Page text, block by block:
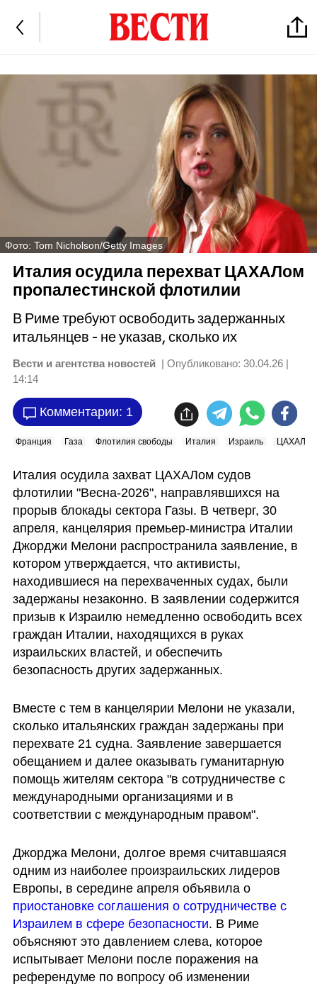
Фото: Tom Nicholson/Getty Images
Италия осудила перехват ЦАХАЛом
пропалестинской флотилии
В Риме требуют освободить задержанных
итальянцев - не указав, сколько их
Вести и агентства новостей | Опубликовано: 30.04.26 |
14:14
Комментарии: 1
Франция Газа Флотилия свободы Италия Израиль ЦАХАЛ
Италия осудила захват ЦАХАЛом судов
флотилии "Весна-2026", направлявшихся на
прорыв блокады сектора Газы. В четверг, 30
апреля, канцелярия премьер-министра Италии
Джорджи Мелони распространила заявление, в
котором утверждается, что активисты,
находившиеся на перехваченных судах, были
задержаны незаконно. В заявлении содержится
призыв к Израилю немедленно освободить всех
граждан Италии, находящихся в руках
израильских властей, и обеспечить
безопасность других задержанных.
Вместе с тем в канцелярии Мелони не указали,
сколько итальянских граждан задержаны при
перехвате 21 судна. Заявление завершается
обещанием и далее оказывать гуманитарную
помощь жителям сектора "в сотрудничестве с
международными организациями и в
соответствии с международным правом".
Джорджа Мелони, долгое время считавшаяся
одним из наиболее произраильских лидеров
Европы, в середине апреля объявила о
приостановке соглашения о сотрудничестве с
Израилем в сфере безопасности. В Риме
объясняют это давлением слева, которое
испытывает Мелони после поражения на
референдуме по вопросу об изменении